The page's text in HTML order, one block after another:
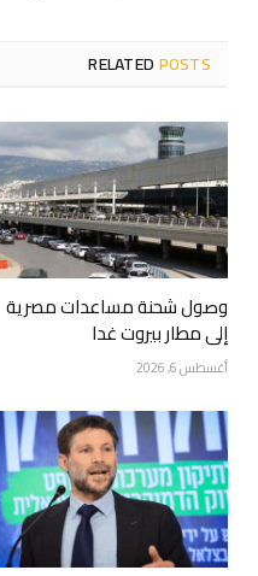
RELATEDPOSTS
وصول شحنة مساعدات مصرية
إلى مطار بيروت غدا
أغسطس 6, 2026